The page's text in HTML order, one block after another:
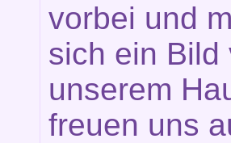
vorbei und
sich ein Bild
unserem
freuen uns